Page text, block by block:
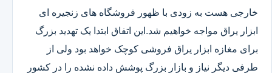
خارجی هست به زودی با ظهور فروشگاه های زنجیره ای
ابزار یراق مواجه خواهیم شد.این اتفاق ابتدا یک تهدید بزرگ
برای مغازه ابزار یراق فروشی کوچک خواهد بود ولی از
طرفی دیگر نیاز و بازار بزرگ پوشش داده نشده را در کشور